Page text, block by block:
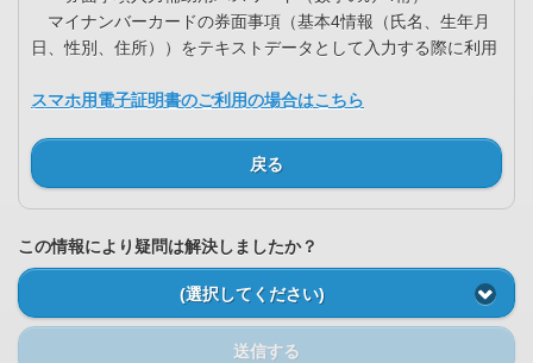
マイナンバーカードの券面事項（基本4情報（氏名、生年月
日、性別、住所））をテキストデータとして入力する際に利用
スマホ用電子証明書のご利用の場合はこちら
戻る
この情報により疑問は解決しましたか？
(選択してください)
送信する